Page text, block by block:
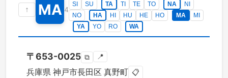
↑ MA 4
SI
SU TA TI TE TO NA
NI
NO
HA HI HU HE HO MA
MI
YA
YO RO WA
〒653-0025 ⧉ 📍
兵庫県 神戸市長田区 真野町 📋